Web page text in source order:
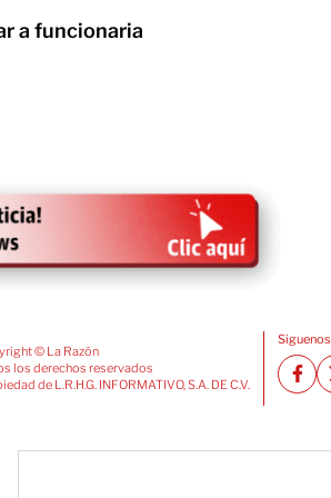
a funcionaria
© La Razón
los derechos reservados
de L.R.H.G. INFORMATIVO, S.A. DE C.V.